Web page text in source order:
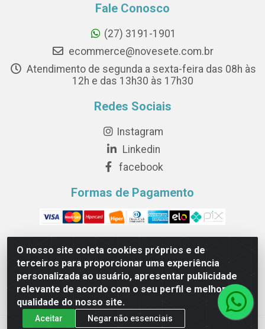
O nosso site coleta cookies próprios e de
terceiros para proporcionar uma experiência
personalizada ao usuário, apresentar publicidade
relevante de acordo com o seu perfil e melhorar a
qualidade do nosso site.
Aceitar Negar não essenciais
Fale Conosco
(27) 3191-1901
ecommerce@novesete.com.br
Atendimento de segunda a sexta-feira das 08h às
12h e das 13h30 às 17h30
Redes Sociais
Instagram
Linkedin
facebook
Formas de Pagamento
Novesete Distribuidora LTDA - Avenida Setecentos, S/N,
Terminal Intermodal da Serra, Serra/ES - CEP 29161-414 -
CNPJ 29.479.604/0001-44